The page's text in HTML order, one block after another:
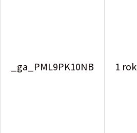
_ga_PML9PK10NB 1 rok